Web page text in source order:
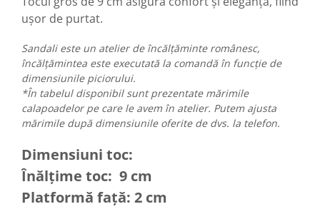
ușor de purtat.
Sandali este un atelier de încălțăminte românesc,
încălțămintea este executată la comandă în funcție de
dimensiunile piciorului.
*În tabelul disponibil sunt prezentate mărimile
calapoadelor pe care le avem în atelier. Putem ajusta
mărimile după dimensiunile oferite de dvs. la telefon.
Dimensiuni toc:
Înălțime toc: 9 cm
Platformă față: 2 cm